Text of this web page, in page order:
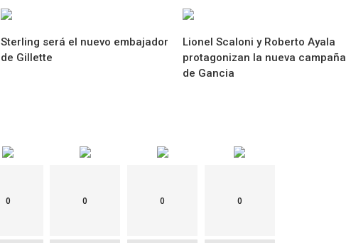
Sterling será el nuevo embajador
de Gillette
Lionel Scaloni y Roberto Ayala
protagonizan la nueva campaña
de Gancia
0 0 0 0